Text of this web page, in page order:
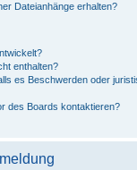
Dateianhänge erhalten?
enthalten?
es Beschwerden oder
des Boards kontaktieren?